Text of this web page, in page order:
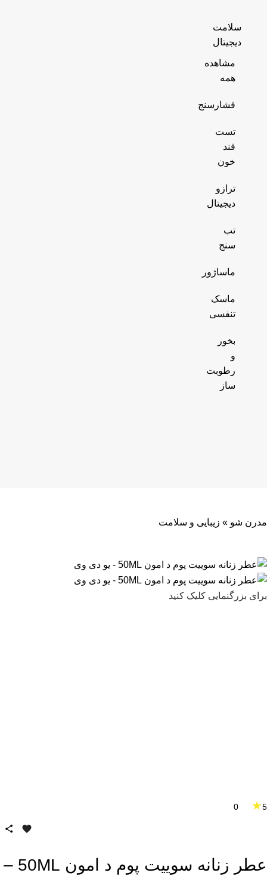
سلامت
دیجیتال
مشاهده
همه
فشارسنج
تست
قند
خون
ترازو
دیجیتال
تب
سنج
ماساژور
ماسک
تنفسی
بخور
و
رطوبت
ساز
مدرن شو » زیبایی و سلامت
برای بزرگنمایی کلیک کنید
5
★
عطر زنانه سوییت پوم د امون 50ML –